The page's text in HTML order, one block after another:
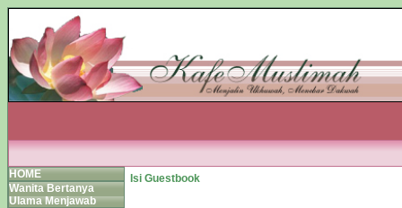
HOME
Wanita Bertanya
Ulama Menjawab
Isi Guestbook